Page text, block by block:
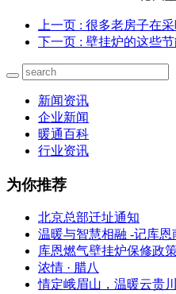
上一页 : 很多老房子在
下一页 : 壁挂炉的这些
新闻资讯
企业新闻
暖通百科
行业资讯
为你推荐
北京总部迁址通知
温暖与智慧相融 -记库
库恩燃气壁挂炉保修政
浓情 · 腊八
情定峨眉山，温暖云贵川